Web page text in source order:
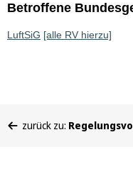
Betroffene
LuftSiG [alle RV hierzu]
befinden
zurück zu: